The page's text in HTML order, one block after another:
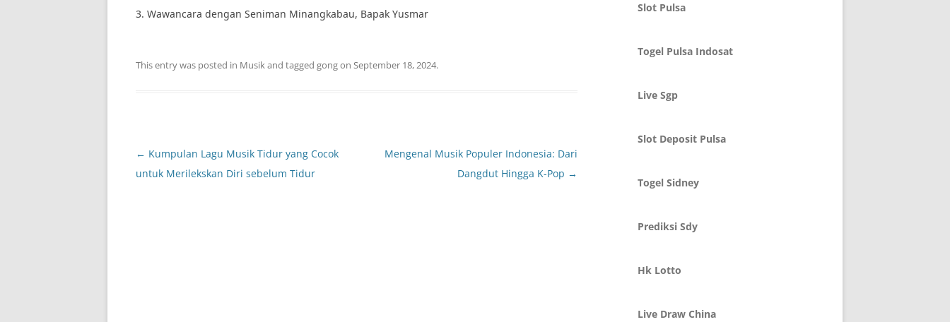
3. Wawancara dengan Seniman Minangkabau, Bapak Yusmar
This entry was posted in Musikand tagged gongon September 18, 2024.
Post
navigation
← Kumpulan Lagu Musik Tidur yang Cocok
untuk Merilekskan Diri sebelum Tidur
Mengenal Musik Populer Indonesia: Dari
Dangdut Hingga K-Pop →
Slot Pulsa
Togel Pulsa Indosat
Live Sgp
Slot Deposit Pulsa
Togel Sidney
Prediksi Sdy
Hk Lotto
Live Draw China